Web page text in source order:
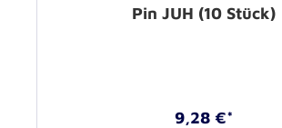
Pin JUH (10 Stück)
9,28 €*